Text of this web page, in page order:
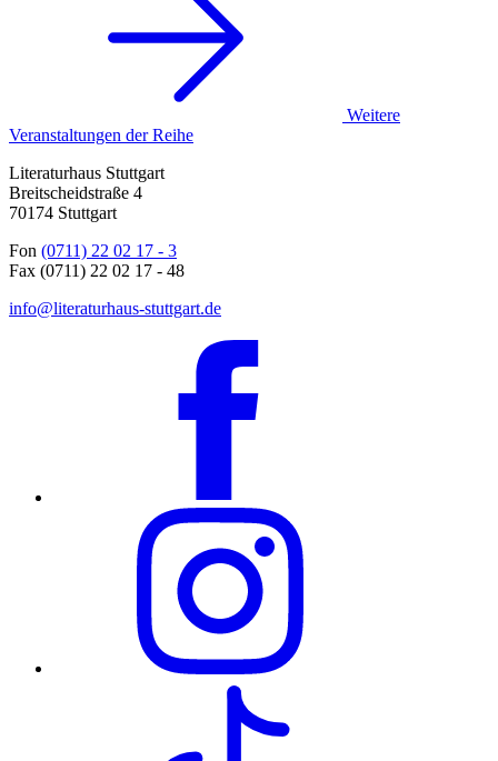
Weitere
Veranstaltungen der Reihe
Literaturhaus Stuttgart
Breitscheidstraße 4
70174 Stuttgart
Fon (0711) 22 02 17 - 3
Fax (0711) 22 02 17 - 48
info@literaturhaus-stuttgart.de